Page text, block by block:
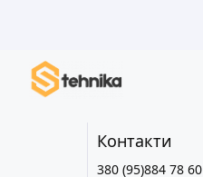
Контакти
380 (95)884 78 60